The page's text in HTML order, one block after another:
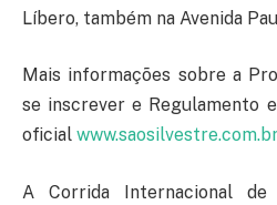
Líbero, também na Avenida
Mais informações sobre a
se inscrever e Regulamento
oficial www.saosilvestre.com.br
A Corrida Internacional